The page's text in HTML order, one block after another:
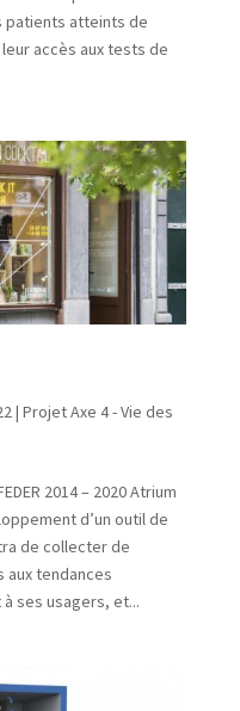
patients atteints de
accès aux tests de
| Projet Axe 4 - Vie des
2014 – 2020 Atrium
d’un outil de
de collecter de
tendances
ses usagers, et...